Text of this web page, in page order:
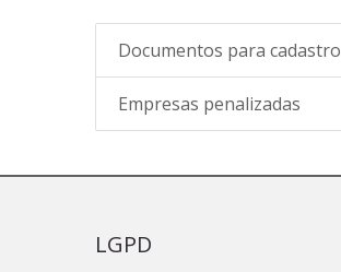
Documentos para cadastro
Empresas penalizadas
LGPD